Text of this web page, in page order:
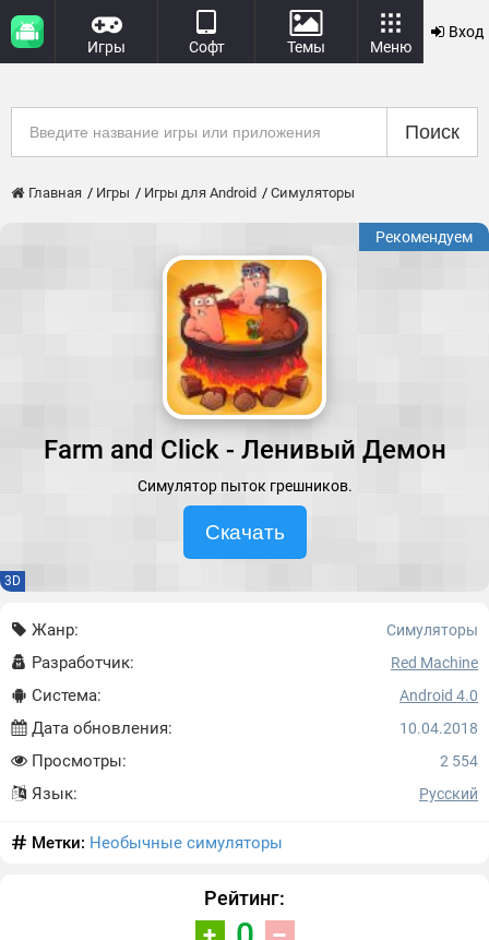
Игры Софт Темы Меню
Вход
Поиск
Главная Игры Игры для Android Симуляторы
Рекомендуем
Farm and Click - Ленивый Демон
Симулятор пыток грешников.
Скачать
3D
Жанр: Симуляторы
Разработчик: Red Machine
Система: Android 4.0
Дата обновления: 10.04.2018
Просмотры: 2 554
Язык: Русский
Метки: Необычные симуляторы
Рейтинг: